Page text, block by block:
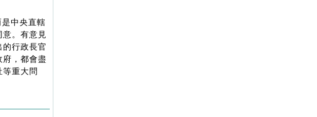
中央直轄
。有意見
行政長官
，都會盡
重大問